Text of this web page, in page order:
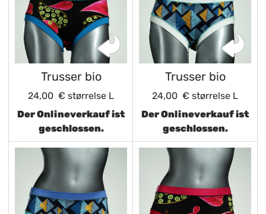
Trusser bio
24,00 € størrelse L
Der Onlineverkauf ist
geschlossen.
Trusser bio
24,00 € størrelse L
Der Onlineverkauf ist
geschlossen.